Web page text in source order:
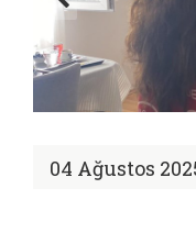
04 Ağustos